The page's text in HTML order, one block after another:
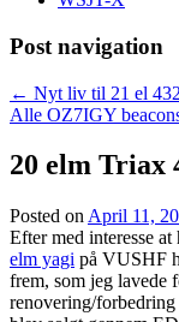
Post navigation
← Nyt liv til 21 el
Alle OZ7IGY
20 elm Triax
Posted on April 11,
Efter med interesse
elm yagi på VUSHF
frem, som jeg lavede
renovering/